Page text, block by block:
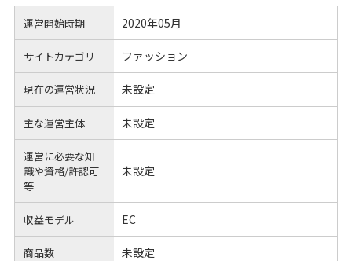
運営開始時期 2020年05月
サイトカテゴリ ファッション
現在の運営状況 未設定
主な運営主体 未設定
運営に必要な知
識や資格/許認可
等
未設定
収益モデル EC
商品数 未設定